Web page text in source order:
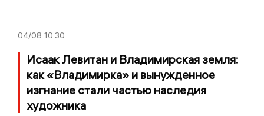
04/08 10:30
Исаак Левитан и Владимирская земля:
как «Владимирка» и вынужденное
изгнание стали частью наследия
художника